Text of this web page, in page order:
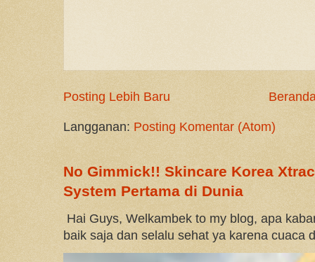
Posting Lebih Baru
Langganan: Posting Komentar (Atom)
No Gimmick!! Skincare Korea
System Pertama di Dunia
Hai Guys, Welkambek to my blog, apa
baik saja dan selalu sehat ya karena cuaca